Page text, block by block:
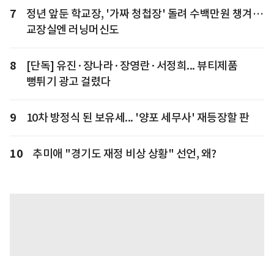
7
정년 앞둔 학교장, '가짜 청첩장' 돌려 수백만원 챙겨…
교장실엔 러닝머신도
8
[단독] 유진·장나라·장영란·서정희... 뷰티제품
뻥튀기 광고 걸렸다
9 10차 방정식 된 보유세... '양포 세무사' 재등장할 판
10 추미애 "경기도 재정 비상 상황" 선언, 왜?